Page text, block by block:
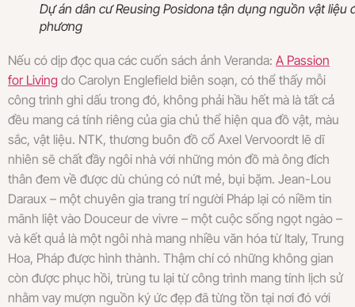
Dự án dân cư Reusing Posidona tận dụng nguồn vật liệu
phương
Nếu có dịp đọc qua các cuốn sách ảnh Veranda: A Passion
for Living do Carolyn Englefield biên soạn, có thể thấy mỗi
công trình ghi dấu trong đó, không phải hầu hết mà là tất cả
đều mang cá tính riêng của gia chủ thể hiện qua đồ vật, màu
sắc, vật liệu. NTK, thương buôn đồ cổ Axel Vervoordt lẽ dĩ
nhiên sẽ chất đầy ngôi nhà với những món đồ mà ông đích
thân đem về được dù chúng có nứt mẻ, bụi bặm. Jean-Lou
Daraux – một chuyên gia trang trí người Pháp lại có niềm tin
mãnh liệt vào Douceur de vivre – một cuộc sống ngọt ngào –
và kết quả là một ngôi nhà mang nhiều văn hóa từ Italy, Trung
Hoa, Pháp được hình thành. Thậm chí có những không gian
còn được phục hồi, trùng tu lại từ công trình mang tính lịch sử
nhằm vay mượn nguồn ký ức đẹp đã từng tồn tại nơi đó với